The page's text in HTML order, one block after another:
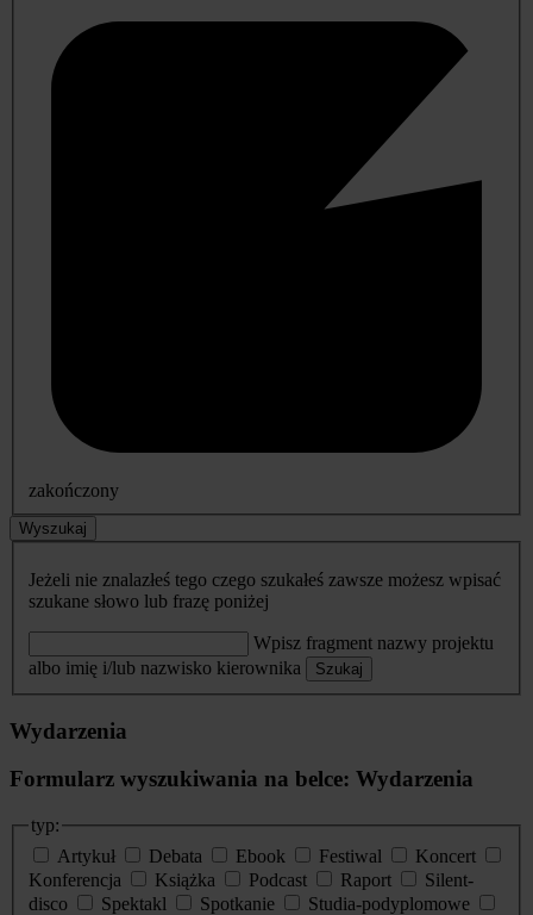
zakończony
Wyszukaj
Jeżeli nie znalazłeś tego czego szukałeś zawsze możesz wpisać
szukane słowo lub frazę poniżej
Wpisz fragment nazwy projektu
albo imię i/lub nazwisko kierownika
Szukaj
Wydarzenia
Formularz wyszukiwania na belce: Wydarzenia
typ:
Artykuł
Debata Ebook Festiwal
Koncert
Konferencja
Książka Podcast Raport
Silent-
disco
Spektakl Spotkanie
Studia-podyplomowe